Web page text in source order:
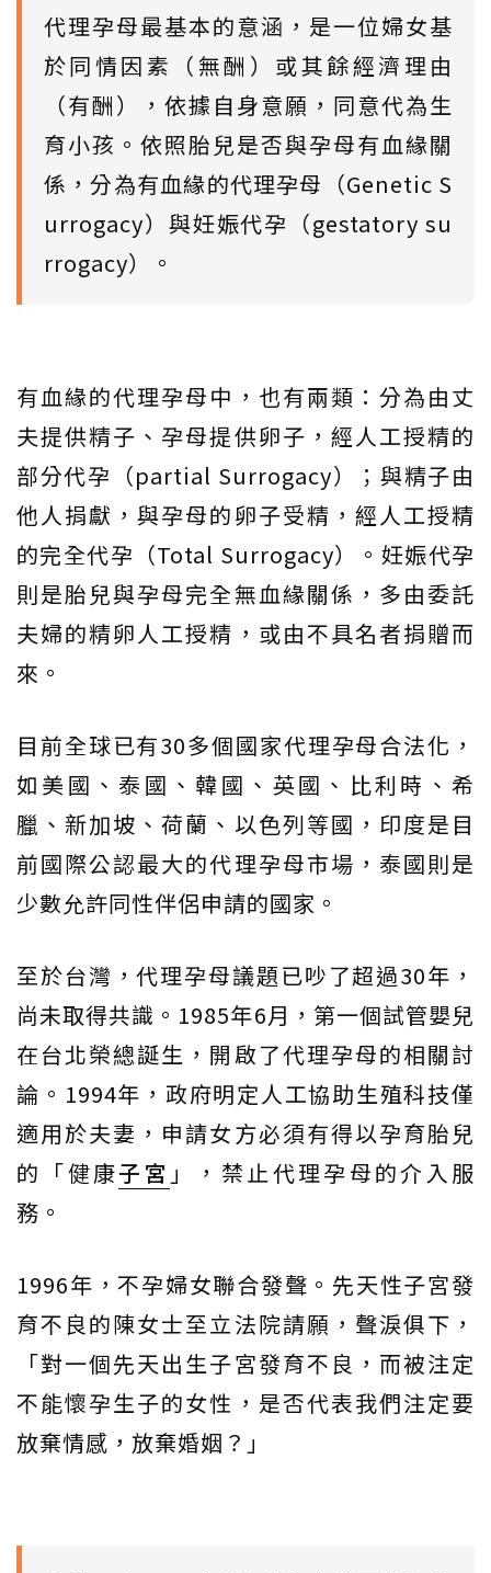
代理孕母最基本的意涵，是一位婦女基
於同情因素（無酬）或其餘經濟理由
（有酬），依據自身意願，同意代為生
育小孩。依照胎兒是否與孕母有血緣關
係，分為有血緣的代理孕母（Genetic S
urrogacy）與妊娠代孕（gestatory su
rrogacy）。
有血緣的代理孕母中，也有兩類：分為由丈
夫提供精子、孕母提供卵子，經人工授精的
部分代孕（partial Surrogacy）；與精子由
他人捐獻，與孕母的卵子受精，經人工授精
的完全代孕（Total Surrogacy）。妊娠代孕
則是胎兒與孕母完全無血緣關係，多由委託
夫婦的精卵人工授精，或由不具名者捐贈而
來。
目前全球已有30多個國家代理孕母合法化，
如美國、泰國、韓國、英國、比利時、希
臘、新加坡、荷蘭、以色列等國，印度是目
前國際公認最大的代理孕母市場，泰國則是
少數允許同性伴侶申請的國家。
至於台灣，代理孕母議題已吵了超過30年，
尚未取得共識。1985年6月，第一個試管嬰兒
在台北榮總誕生，開啟了代理孕母的相關討
論。1994年，政府明定人工協助生殖科技僅
適用於夫妻，申請女方必須有得以孕育胎兒
的「健康子宮 」，禁止代理孕母的介入服
務。
1996年，不孕婦女聯合發聲。先天性子宮發
育不良的陳女士至立法院請願，聲淚俱下，
「對一個先天出生子宮發育不良，而被注定
不能懷孕生子的女性，是否代表我們注定要
放棄情感，放棄婚姻？」